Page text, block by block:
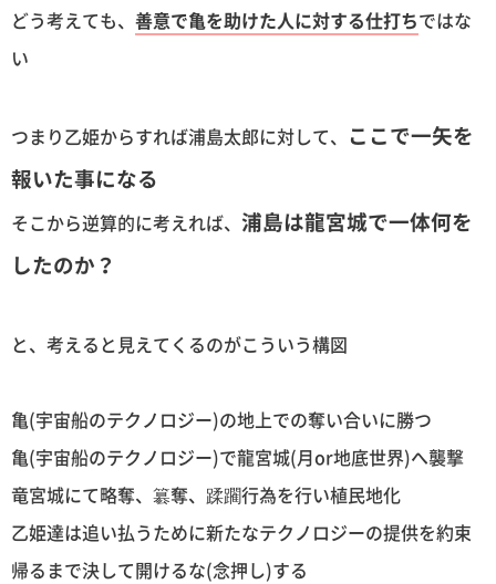
どう考えても、 善意で亀を助けた人に対する仕打ちではな
い
つまり乙姫からすれば浦島太郎に対して、 ここで一矢を
報いた事になる
そこから逆算的に考えれば、 浦島は龍宮城で一体何を
したのか？
と、考えると見えてくるのがこういう構図
亀(宇宙船のテクノロジー)の地上での奪い合いに勝つ
亀(宇宙船のテクノロジー)で龍宮城(月or地底世界)へ襲撃
竜宮城にて略奪、簒奪、蹂躙行為を行い植民地化
乙姫達は追い払うために新たなテクノロジーの提供を約束
帰るまで決して開けるな(念押し)する